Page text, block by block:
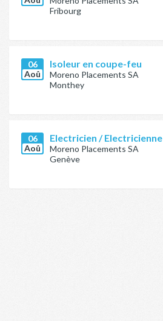
Fribourg
06
Aoû
Isoleur en coupe-feu
Moreno Placements SA
Monthey
06
Aoû
Electricien / Electricienne
Moreno Placements SA
Genève